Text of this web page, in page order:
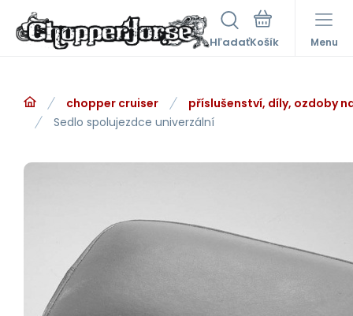
Hľadať Menu
chopper cruiser
příslušenství, díly, ozdoby
Sedlo spolujezdce univerzální